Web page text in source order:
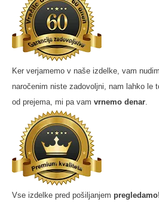
Ker verjamemo v naše izdelke, vam
naročenim niste zadovoljni, nam lahko le
od prejema, mi pa vam vrnemo denar
Vse izdelke pred pošiljanjem pregledamo